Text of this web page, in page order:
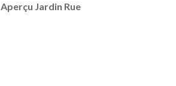
Aperçu Jardin Rue